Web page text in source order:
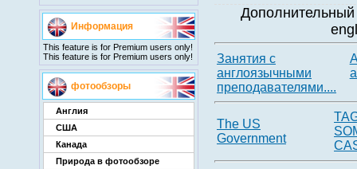
Информация
This feature is for Premium users only!
This feature is for Premium users only!
фотообзоры
Англия
США
Канада
Природа в фотообзоре
Занятия с
англоязычными
преподавателями....
The US
Government